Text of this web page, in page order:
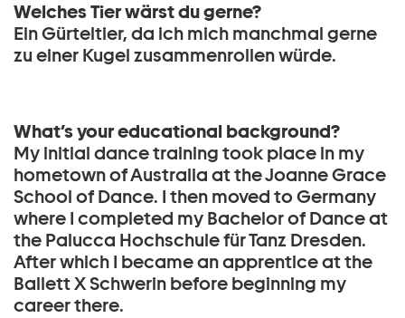
Welches Tier wärst du gerne?
Ein Gürteltier, da ich mich manchmal gerne
zu einer Kugel zusammenrollen würde.
What’s your educational background?
My initial dance training took place in my
hometown of Australia at the Joanne Grace
School of Dance. I then moved to Germany
where I completed my Bachelor of Dance at
the Palucca Hochschule für Tanz Dresden.
After which I became an apprentice at the
Ballett X Schwerin before beginning my
career there.